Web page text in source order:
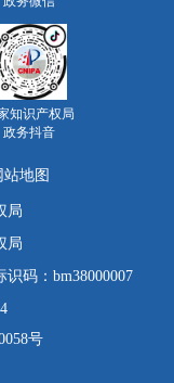
知识产权局
政务抖音
站地图
局
局
码：bm38000007
号